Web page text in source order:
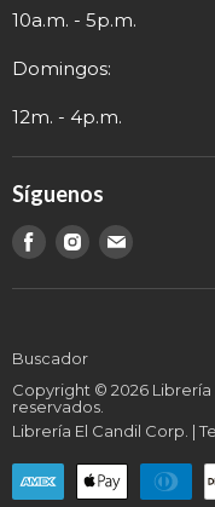
Información de
10a.m. - 5p.m.
Domingos:
12m. - 4p.m.
Síguenos
Encuéntranos
Encuéntranos
Buscador
Copyright © 2026 Librería
reservados.
Librería El Candil Corp. |